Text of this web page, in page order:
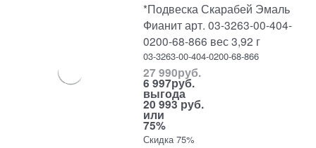
*Подвеска Скарабей Эмаль
Фианит арт. 03-3263-00-404-
0200-68-866 вес 3,92 г
03-3263-00-404-0200-68-866
27 990руб.
6 997руб.
выгода
20 993 руб.
или
75%
Скидка 75%